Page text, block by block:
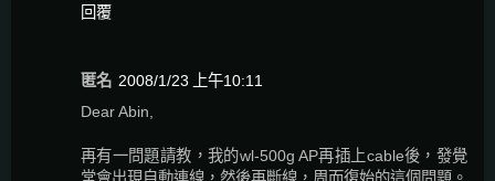
回覆
匿名 2008/1/23 上午10:11
Dear Abin,
再有一問題請教，我的wl-500g AP再插上cable後，發覺